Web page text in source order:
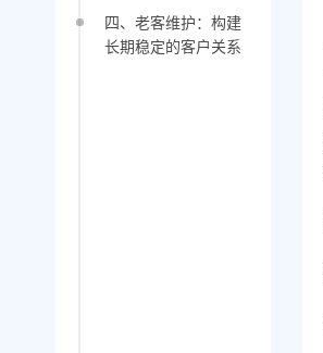
四、老客维护：构建
长期稳定的客户关系